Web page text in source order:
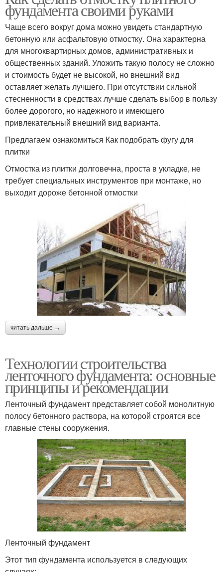
фундамента своими руками
Чаще всего вокруг дома можно увидеть стандартную
бетонную или асфальтовую отмостку. Она характерна
для многоквартирных домов, административных и
общественных зданий. Уложить такую полосу не сложно
и стоимость будет не высокой, но внешний вид
оставляет желать лучшего. При отсутствии сильной
стесненности в средствах лучше сделать выбор в пользу
более дорогого, но надежного и имеющего
привлекательный внешний вид варианта.
Предлагаем ознакомиться Как подобрать фугу для
плитки
Отмостка из плитки долговечна, проста в укладке, не
требует специальных инструментов при монтаже, но
выходит дороже бетонной отмостки
читать дальше →
Технологии строительства
ленточного фундамента: основные
принципы и рекомендации
Ленточный фундамент представляет собой монолитную
полосу бетонного раствора, на которой строятся все
главные стены сооружения.
Ленточный фундамент
Этот тип фундамента используется в следующих